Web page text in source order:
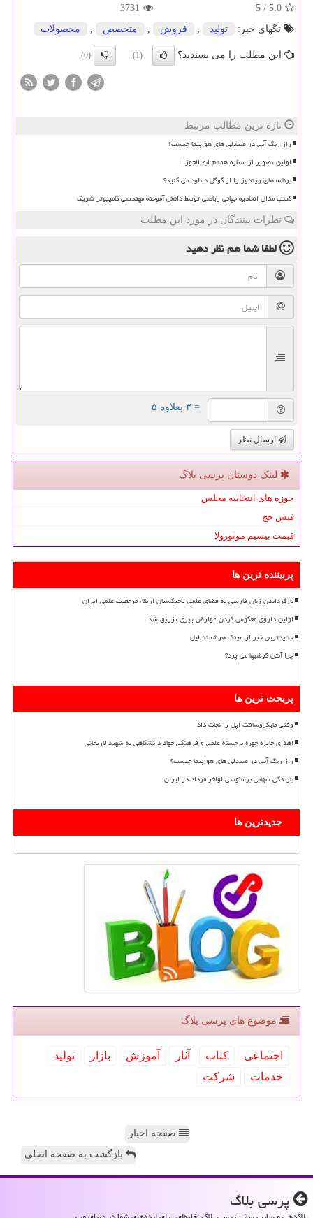
5.0
/ 5
3731
تگهای خبر:
تولید , فروش , متخصص , محصولات
این مطلب را می پسندید؟ (1)
(0)
تازه ترین مطالب مرتبط
راز رنگ آبی در صندلی های هواپیما چیست؟
اولین تصویر از ستاره همدم ابط الجوزا
برنامه های ویندوز را از گوگل دانلود می کنید؟
کسب مدال اتحادیه جهانی ریاضی توسط دانش آموخته مهندسی کامپیوتر شریف
نظرات بینندگان در مورد این مطلب
لطفا شما همنظر دهید
= ۳ بعلاوه ۵
ارسال نظر
لینک دوستان پرسی بلاگ
حوزه های انتخابیه مجلس
فیش حج
قیمت بیسیم موتورولا
پربیننده ترین ها
بازگرداندن زبان فارسی به فضای علمی تاجیکستان ارتقاء مرجعیت علمی ایران
اولین داروی معکوس کردن عوارض پیری تزریق شد
جدیدترین خبر از عینک هوشمند اپل
چرا آنتن گوشیها می پرد؟
پربحث ترین ها
وقتی مایکروسافت اپل را نجات داد
اهدای جایزه چهره برجسته علمی و فرهنگی جهاد دانشگاهی به شهید لاریجانی
راز رنگ آبی در صندلی های هواپیما چیست؟
بارندگی شهابی برساوشی اواخر مرداد در ایران
جدیدترین ها
موضوع های پرسی بلاگ
اجتماعی كتاب آثار آموزش بازار
تولید
خدمات
شركت
صفحه اخبار
بازگشت به صفحه اصلی
پرسی بلاگ